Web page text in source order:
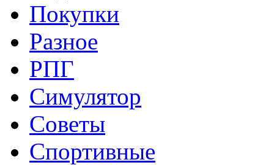
Покупки
Разное
РПГ
Симулятор
Советы
Спортивные